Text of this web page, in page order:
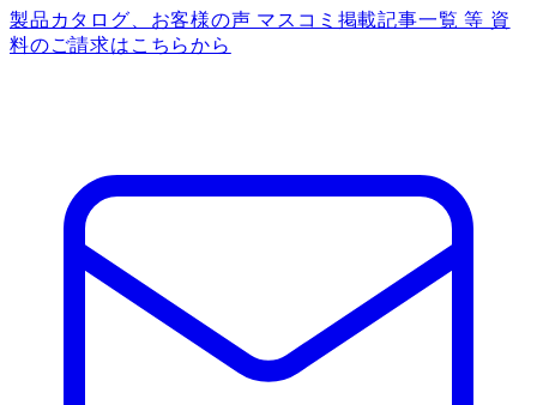
製品カタログ、お客様の声 マスコミ掲載記事一覧 等 資
料のご請求はこちらから